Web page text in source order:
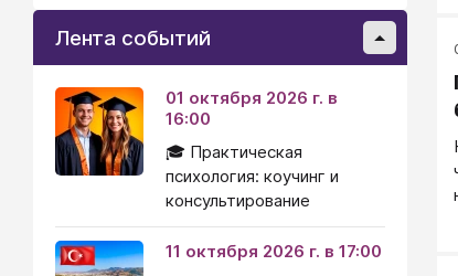
Лента событий
01 октября 2026 г. в
16:00
🎓 Практическая
психология: коучинг и
консультирование
11 октября 2026 г. в 17:00